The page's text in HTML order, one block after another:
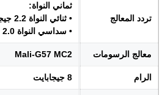
تردد المعالج
ثماني النواة:
• ثنائي النواة 2.2 جيجاهرتز
• سداسي النواة 2.0 جيجاهرتز
معالج الرسومات Mali-G57 MC2
الرام 8 جيجابايت